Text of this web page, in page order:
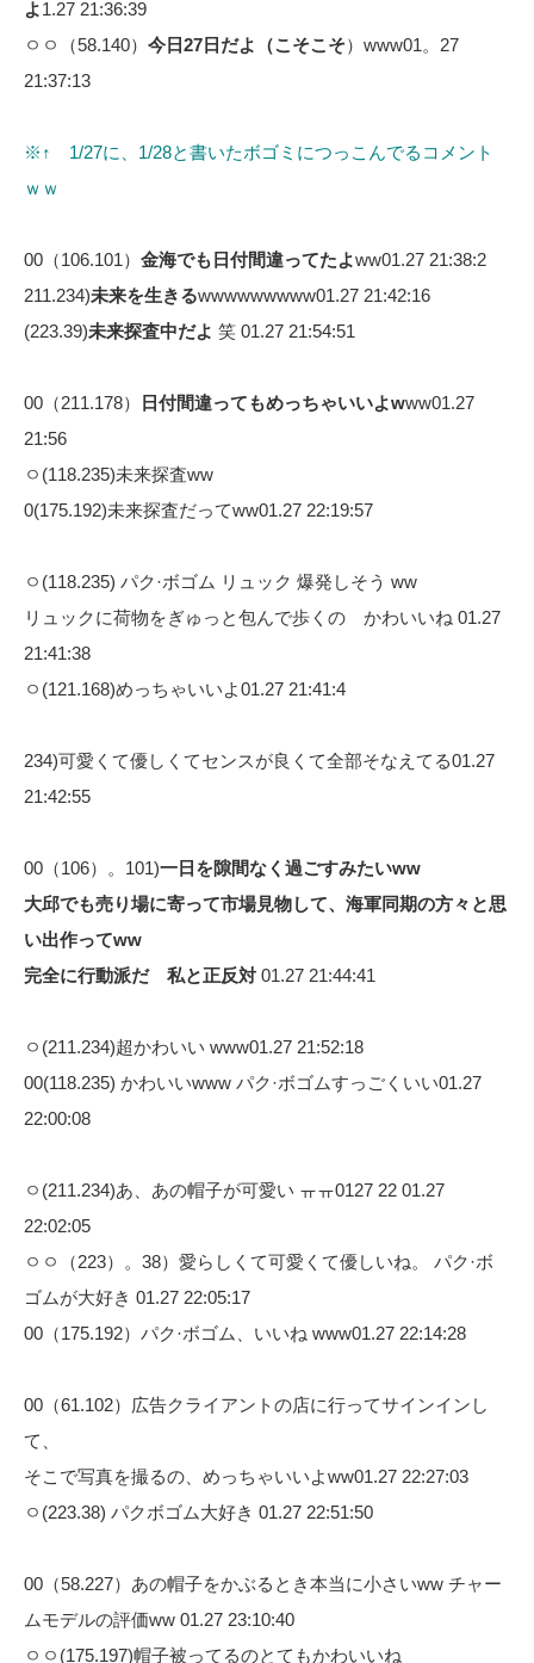
よ1.27 21:36:39
ㅇㅇ（58.140） 今日27日だよ（こそこそ）www01。27
21:37:13
※↑ 1/27に、1/28と書いたボゴミにつっこんでるコメント
ｗｗ
00（106.101） 金海でも日付間違ってたよww01.27 21:38:2
211.234)未来を生きるwwwwwwwww01.27 21:42:16
(223.39)未来探査中だよ 笑 01.27 21:54:51
00（211.178） 日付間違ってもめっちゃいいよwww01.27
21:56
ㅇ(118.235)未来探査ww
0(175.192)未来探査だってww01.27 22:19:57
ㅇ(118.235) パク·ボゴム リュック 爆発しそう ww
リュックに荷物をぎゅっと包んで歩くの かわいいね 01.27
21:41:38
ㅇ(121.168)めっちゃいいよ01.27 21:41:4
234)可愛くて優しくてセンスが良くて全部そなえてる01.27
21:42:55
00（106）。101)一日を隙間なく過ごすみたいww
大邱でも売り場に寄って市場見物して、海軍同期の方々と思
い出作ってww
完全に行動派だ 私と正反対 01.27 21:44:41
ㅇ(211.234)超かわいい www01.27 21:52:18
00(118.235) かわいいwww パク·ボゴムすっごくいい01.27
22:00:08
ㅇ(211.234)あ、あの帽子が可愛い ㅠㅠ0127 22 01.27
22:02:05
ㅇㅇ（223）。38）愛らしくて可愛くて優しいね。 パク·ボ
ゴムが大好き 01.27 22:05:17
00（175.192）パク·ボゴム、いいね www01.27 22:14:28
00（61.102）広告クライアントの店に行ってサインインし
て、
そこで写真を撮るの、めっちゃいいよww01.27 22:27:03
ㅇ(223.38) パクボゴム大好き 01.27 22:51:50
00（58.227）あの帽子をかぶるとき本当に小さいww チャー
ムモデルの評価ww 01.27 23:10:40
ㅇㅇ(175.197)帽子被ってるのとてもかわいいね